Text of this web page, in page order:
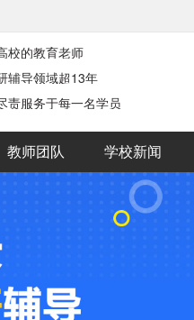
校的教育老师
辅导领域超13年
责服务于每⼀名学员
教师团队 学校新闻